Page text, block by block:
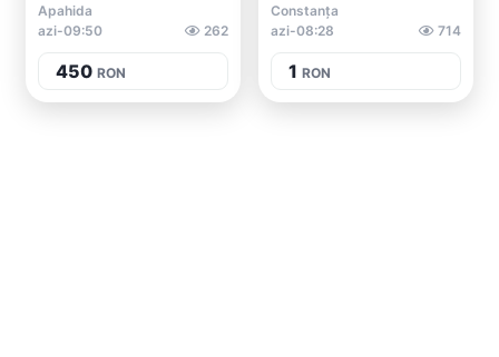
Apahida
azi-09:50
262
450 RON
Constanța
azi-08:28
714
1 RON